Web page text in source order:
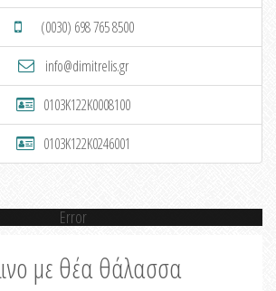
(0030) 698 765 8500
info@dimitrelis.gr
0103K122K0008100
0103K122K0246001
Error
με θέα θάλασσα